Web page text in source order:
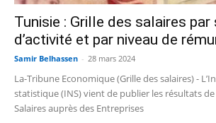
Tunisie : Grille des salaires
d’activité et par niveau de
Samir Belhassen - 28 mars 2024
La-Tribune Economique (Grille des salaires) -
statistique (INS) vient de publier les résultats de
Salaires auprès des Entreprises